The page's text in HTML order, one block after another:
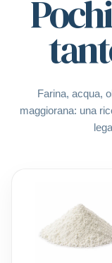
Farina, acqua,
maggiorana: una